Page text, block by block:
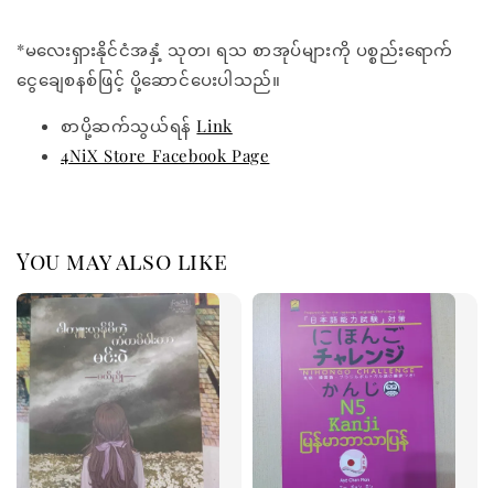
*မလေးရှားနိုင်ငံအနှံ့ သုတ၊ ရသ စာအုပ်များကို ပစ္စည်းရောက်
ငွေချေစနစ်ဖြင့် ပို့ဆောင်ပေးပါသည်။
စာပို့ဆက်သွယ်ရန်Link
4NiX Store Facebook Page
You may also like